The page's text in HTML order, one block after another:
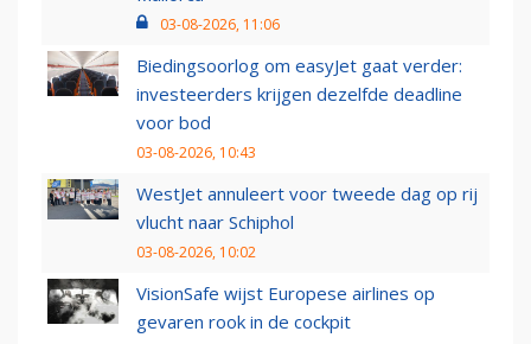
03-08-2026, 11:06
Biedingsoorlog om easyJet gaat verder:
investeerders krijgen dezelfde deadline
voor bod
03-08-2026, 10:43
WestJet annuleert voor tweede dag op rij
vlucht naar Schiphol
03-08-2026, 10:02
VisionSafe wijst Europese airlines op
gevaren rook in de cockpit